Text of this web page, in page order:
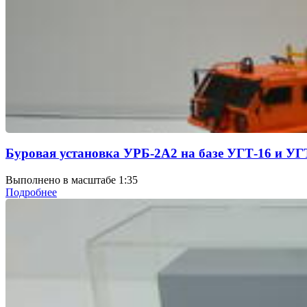
Буровая установка УРБ-2А2 на базе УГТ-16 и
Выполнено в масштабе 1:35
Подробнее